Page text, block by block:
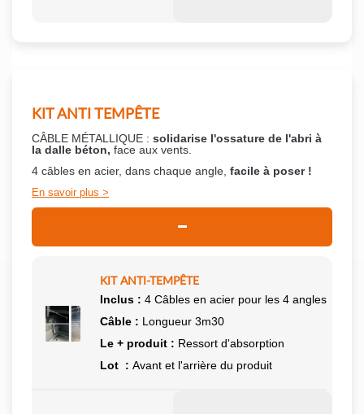
KIT ANTI TEMPÊTE
CÂBLE MÉTALLIQUE : solidarise l'ossature de l'abri à
la dalle béton, face aux vents.
4 câbles en acier, dans chaque angle, facile à poser !
En savoir plus
KIT ANTI-TEMPÊTE
Inclus : 4 Câbles en acier pour les 4 angles
Câble : Longueur 3m30
Le + produit : Ressort d'absorption
Lot : Avant et l'arrière du produit